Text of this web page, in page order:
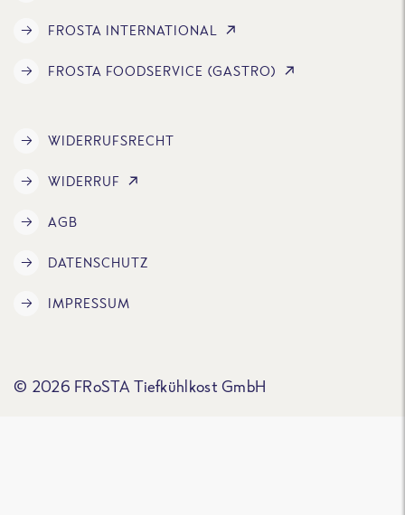
FROSTA INTERNATIONAL
FROSTA FOODSERVICE (GASTRO)
WIDERRUFSRECHT
WIDERRUF
AGB
DATENSCHUTZ
IMPRESSUM
© 2026 FRoSTA Tiefkühlkost GmbH